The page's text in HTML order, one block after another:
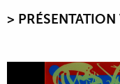
> PRÉSENTATION